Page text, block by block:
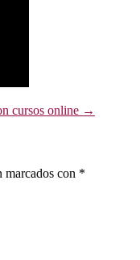
cursos online →
marcados con *